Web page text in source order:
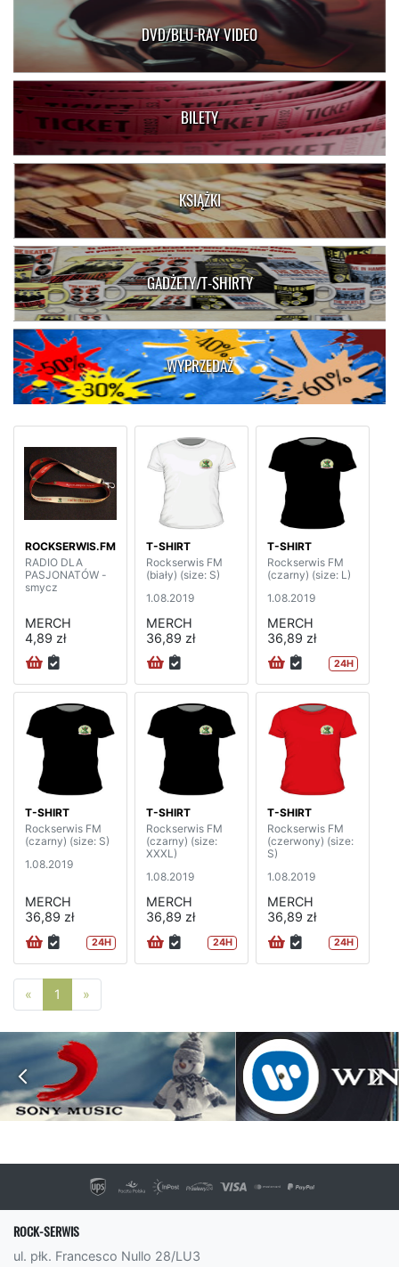
DVD/BLU-RAY VIDEO
BILETY
KSIĄŻKI
GADŻETY/T-SHIRTY
WYPRZEDAŻ
ROCKSERWIS.FM
RADIO DLA
PASJONATÓW -
smycz
MERCH
4,89 zł
T-SHIRT
Rockserwis FM
(biały) (size: S)
1.08.2019
MERCH
36,89 zł
T-SHIRT
Rockserwis FM
(czarny) (size: L)
1.08.2019
MERCH
36,89 zł
24H
T-SHIRT
Rockserwis FM
(czarny) (size: S)
1.08.2019
MERCH
36,89 zł
24H
T-SHIRT
Rockserwis FM
(czarny) (size:
XXXL)
1.08.2019
MERCH
36,89 zł
24H
T-SHIRT
Rockserwis FM
(czerwony) (size:
S)
1.08.2019
MERCH
36,89 zł
24H
« Poprzednia strona
1 »
ROCK-SERWIS
ul. płk. Francesco Nullo 28/LU3